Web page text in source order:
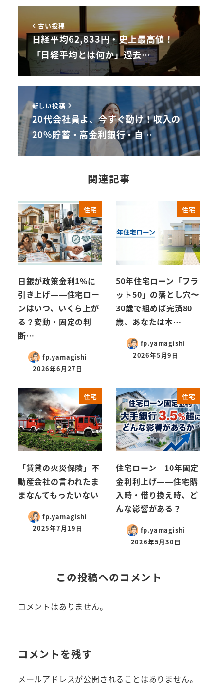
古い投稿
日経平均62,833円・史上最高値！
「日経平均とは何か」過去…
新しい投稿
20代会社員よ、今すぐ動け！収入の
20%貯蓄・高金利銀行・自…
関連記事
住宅
日銀が政策金利1%に
引き上げ——住宅ロー
ンはいつ、いくら上が
る？変動・固定の判
断…
fp.yamagishi
2026年6月27日
住宅
50年住宅ローン「フラ
ット50」の落とし穴〜
30歳で組めば完済80
歳、あなたは本…
fp.yamagishi
2026年5月9日
住宅
「賃貸の火災保険」不
動産会社の言われたま
まなんてもったいない
fp.yamagishi
2025年7月19日
住宅
住宅ローン 10年固定
金利利上げ——住宅購
入時・借り換え時、ど
んな影響がある？
fp.yamagishi
2026年5月30日
この投稿へのコメント
コメントはありません。
コメントを残す
メールアドレスが公開されることはありません。